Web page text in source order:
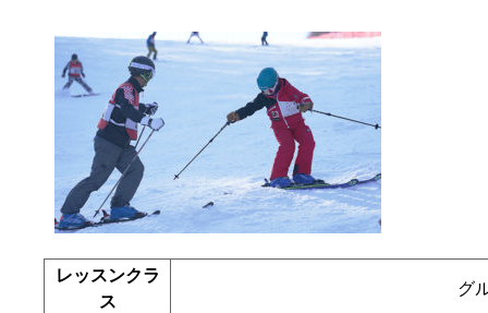
レッスンクラ
ス
グ